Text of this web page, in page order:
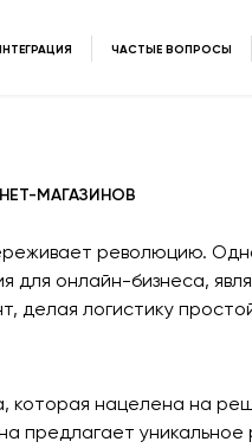
ЧАСТЫЕ ВОПРОСЫ
МАГАЗИНОВ
революцию.
для онлайн-бизнеса,
делая логистику
нацелена на
предлагает